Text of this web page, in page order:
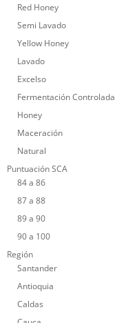
Red Honey
Semi Lavado
Yellow Honey
Lavado
Excelso
Fermentación Controlada
Honey
Maceración
Natural
Puntuación SCA
84 a 86
87 a 88
89 a 90
90 a 100
Región
Santander
Antioquia
Caldas